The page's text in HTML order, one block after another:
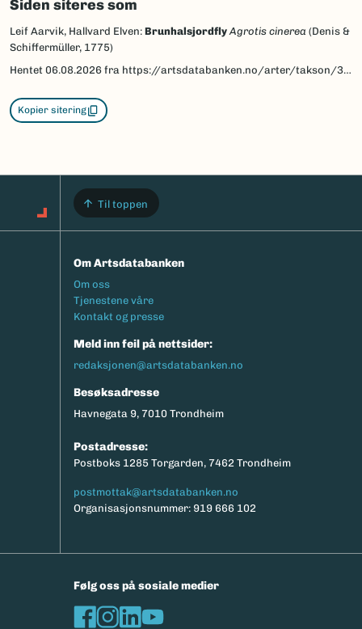
Siden siteres som
Leif Aarvik, Hallvard Elven: Brunhalsjordfly Agrotis cinerea (Denis &
Schiffermüller, 1775)
Hentet 06.08.2026 fra https://artsdatabanken.no/arter/takson/30928/beskrivelse
Kopier sitering
Til toppen
Om Artsdatabanken
Footermeny
Om oss
Tjenestene våre
Kontakt og presse
Meld inn feil på nettsider:
redaksjonen@artsdatabanken.no
Besøksadresse
Havnegata 9, 7010 Trondheim
Postadresse:
Postboks 1285 Torgarden, 7462 Trondheim
postmottak@artsdatabanken.no
Organisasjonsnummer: 919 666 102
Følg oss på sosiale medier